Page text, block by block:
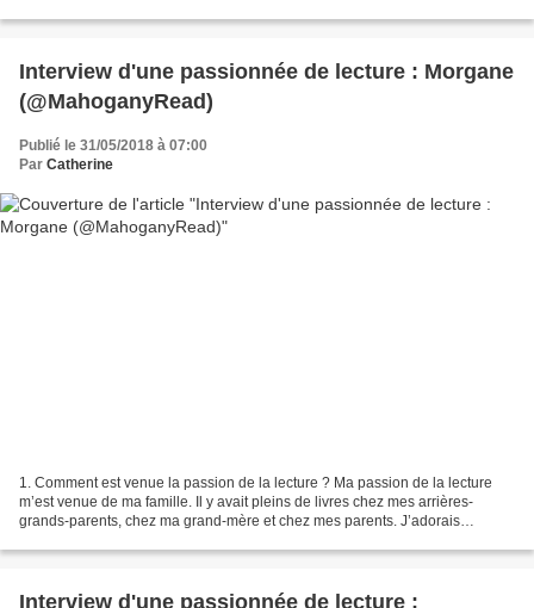
Interview d'une passionnée de lecture : Morgane
(@MahoganyRead)
Publié le 31/05/2018 à 07:00
Par Catherine
1. Comment est venue la passion de la lecture ? Ma passion de la lecture
m’est venue de ma famille. Il y avait pleins de livres chez mes arrières-
grands-parents, chez ma grand-mère et chez mes parents. J’adorais
Interview d'une passionnée de lecture :